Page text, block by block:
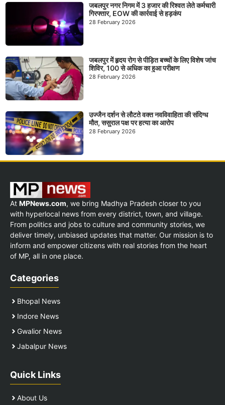
जबलपुर नगर निगम में 3 हजार की रिश्वत लेते कर्मचारी
गिरफ्तार, EOW की कार्रवाई से हड़कंप
28 February 2026
जबलपुर में हृदय रोग से पीड़ित बच्चों के लिए विशेष जांच
शिविर, 100 से अधिक का हुआ परीक्षण
28 February 2026
उज्जैन दर्शन से लौटते वक्त नवविवाहिता की संदिग्ध
मौत, ससुराल पक्ष पर हत्या का आरोप
28 February 2026
At MPNews.com, we bring Madhya Pradesh closer to you
with hyperlocal news from every district, town, and village.
From politics and jobs to culture and community stories, we
deliver timely, unbiased updates that matter. Our mission is to
inform and empower citizens with real stories from the heart
of MP, all in one place.
Categories
Bhopal News
Indore News
Gwalior News
Jabalpur News
Quick Links
About Us